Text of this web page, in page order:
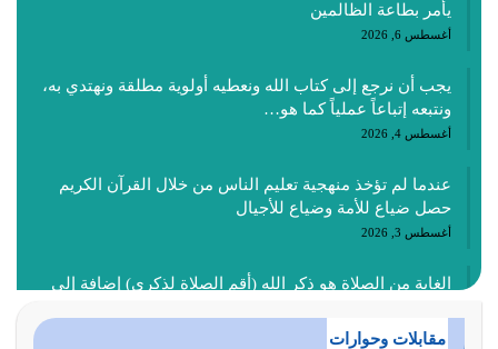
يأمر بطاعة الظالمين
أغسطس 6, 2026
يجب أن نرجع إلى كتاب الله ونعطيه أولوية مطلقة ونهتدي به،
ونتبعه إتباعاً عملياً كما هو…
أغسطس 4, 2026
عندما لم تؤخذ منهجية تعليم الناس من خلال القرآن الكريم
حصل ضياع للأمة وضياع للأجيال
أغسطس 3, 2026
الغاية من الصلاة هو ذكر الله (أقم الصلاة لذكري) إضافة إلى
أغسطس 2, 2026
مقابلات وحوارات